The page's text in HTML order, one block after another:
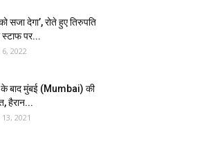
सजा देगा’, रोते हुए तिरुपति
स्टाफ पर...
2022
बाद मुंबई (Mumbai) की
हैरान...
2021